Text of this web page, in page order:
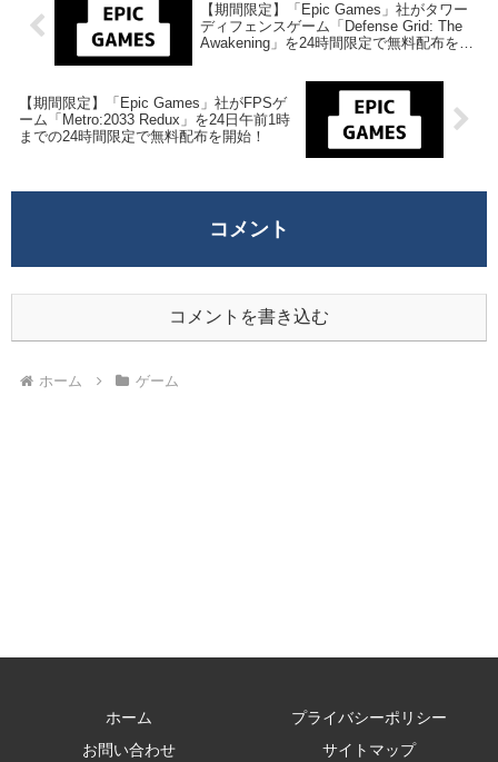
【期間限定】「Epic Games」社がタワー
ディフェンスゲーム「Defense Grid: The
Awakening」を24時間限定で無料配布を開
【期間限定】「Epic Games」社がFPSゲ
ーム「Metro:2033 Redux」を24日午前1時
までの24時間限定で無料配布を開始！
コメント
コメントを書き込む
ホーム ゲーム
ホーム
プライバシーポリシー
お問い合わせ
サイトマップ